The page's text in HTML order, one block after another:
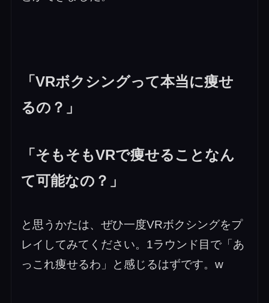
「VRボクシングって本当に痩せ
るの？」
「そもそもVRで痩せることなん
て可能なの？」
と思うかたは、ぜひ一度VRボクシングをプ
レイしてみてください。1ラウンド目で「あ
っこれ痩せるわ」と感じるはずです。w